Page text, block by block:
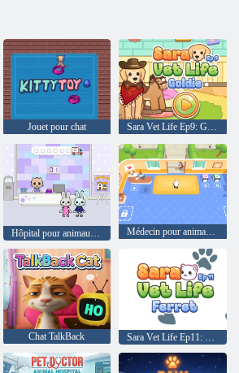
Jouet pour chat Sara Vet Life Ep9: Goldie
Médecin pour animaux de compagnie Animaux mignons
Chat TalkBack Sara Vet Life Ep11: Furet